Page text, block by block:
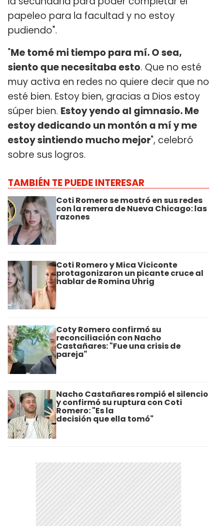
papeleo para la facultad y no estoy
pudiendo".
"Me tomé mi tiempo para mí. O sea,
siento que necesitaba esto. Que no esté
muy activa en redes no quiere decir que no
esté bien. Estoy bien, gracias a Dios estoy
súper bien. Estoy yendo al gimnasio. Me
estoy dedicando un montón a mí y me
estoy sintiendo mucho mejor", celebró
sobre sus logros.
TAMBIÉN TE PUEDE INTERESAR
Coti Romero se mostró en sus redes
con la remera de Nueva Chicago: las
razones
Coti Romero y Mica Viciconte
protagonizaron un picante cruce al
hablar de Romina Uhrig
Coty Romero confirmó su
reconciliación con Nacho
Castañares: "Fue una crisis de
pareja"
Nacho Castañares rompió el silencio
y confirmó su ruptura con Coti
Romero: "Es la
decisión que ella tomó"